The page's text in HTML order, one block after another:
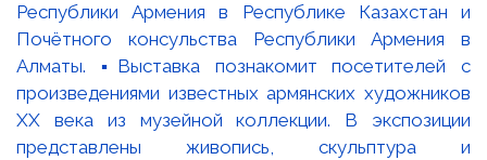
Республики Армения в Республике Казахстан и
Почётного консульства Республики Армения в
Алматы. ▪️Выставка познакомит посетителей с
произведениями известных армянских художников
XX века из музейной коллекции. В экспозиции
представлены живопись, скульптура и